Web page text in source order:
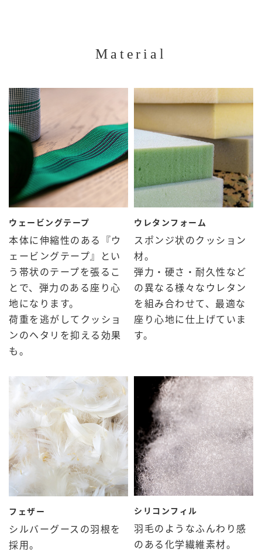
Material
ウェービングテープ
本体に伸縮性のある『ウ
ェービングテープ』とい
う帯状のテープを張るこ
とで、弾力のある座り心
地になります。
荷重を逃がしてクッショ
ンのヘタリを抑える効果
も。
ウレタンフォーム
スポンジ状のクッション
材。
弾力・硬さ・耐久性など
の異なる様々なウレタン
を組み合わせて、最適な
座り心地に仕上げていま
す。
フェザー
シルバーグースの羽根を
採用。
シリコンフィル
羽毛のようなふんわり感
のある化学繊維素材。